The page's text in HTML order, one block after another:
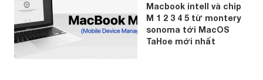
Macbook intell và chip
M 1 2 3 4 5 từ montery
sonoma tới MacOS
TaHoe mới nhất